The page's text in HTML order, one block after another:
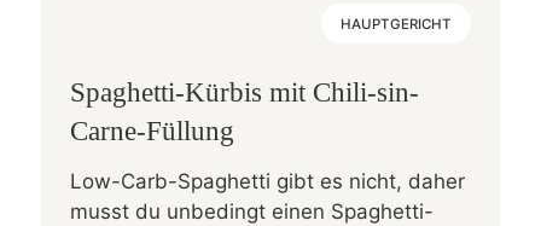
HAUPTGERICHT
Spaghetti-Kürbis mit Chili-sin-
Carne-Füllung
Low-Carb-Spaghetti gibt es nicht, daher
musst du unbedingt einen Spaghetti-